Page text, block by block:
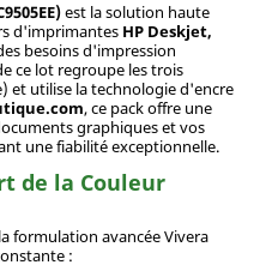
est la solution haute
d'imprimantes HP Deskjet,
besoins d'impression
ce lot regroupe les trois
et utilise la technologie d'encre
, ce pack offre une
graphiques et vos
une fiabilité exceptionnelle.
de la Couleur
formulation avancée Vivera
: